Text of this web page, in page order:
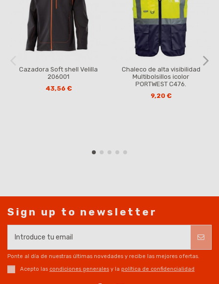
Cazadora Soft shell Velilla
206001
43,56 €
Chaleco de alta visibilidad
Multibolsillos icolor
PORTWEST C476.
9,20 €
Sign up to newsletter
Ponte al día de nuestras últimas novedades y recibe las mejores ofertas.
Acepto las condiciones generales y la política de confidencialidad